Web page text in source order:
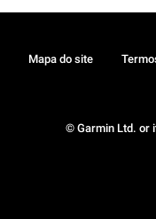
© Garmin Ltd. or
Mapa do site